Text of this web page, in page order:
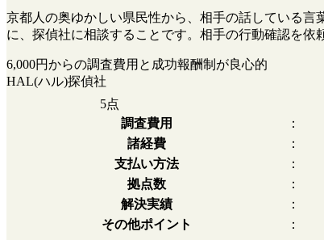
京都人の奥ゆかしい県民性から、相手の話している
に、探偵社に相談することです。相手の行動確認を
6,000円からの調査費用と成功報酬制が良心的
HAL(ハル)探偵社
5点
調査費用
：
諸経費
：
支払い方法
：
拠点数
：
解決実績
：
その他ポイント
：